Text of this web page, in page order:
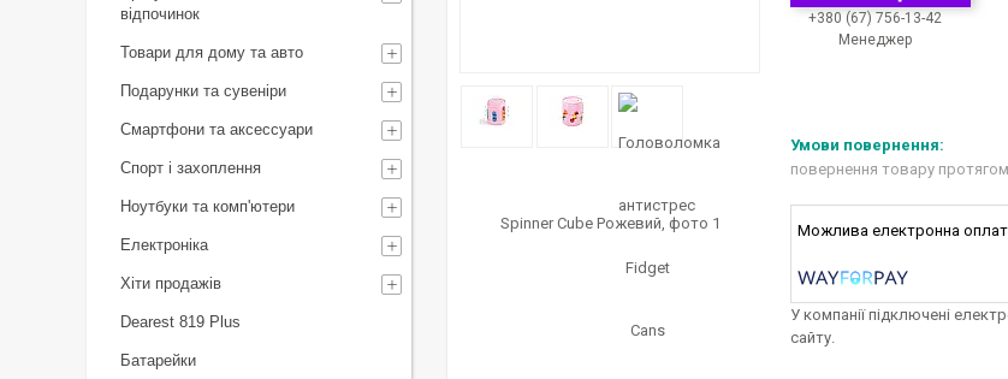
+380 (67) 756-13-42
Менеджер
повернення товару протягом
У компанії підключені
сайту.
відпочинок
Товари для дому та авто
Подарунки та сувеніри
Смартфони та аксессуари
Спорт і захоплення
Ноутбуки та комп'ютери
Електроніка
Хіти продажів
Dearest 819 Plus
Батарейки